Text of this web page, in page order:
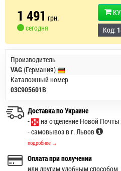
1 491 грн.
сегодня
Код:
Производитель
VAG(Германия)
Каталожный номер
03C905601B
Доставка по Украине
-
на отделение Новой
- самовывоз в г. Львов
подробнее →
Оплата при получении
или другим удобным способом,